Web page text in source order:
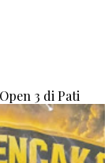
3 di Pati